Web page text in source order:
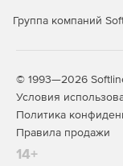
рабочему
истории
Группа компаний
© 1993—2026
Условия
Политика
Правила продажи
14+